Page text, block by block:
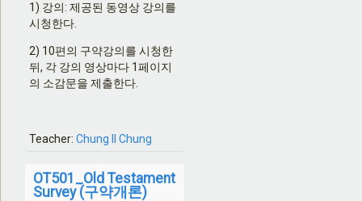
1) 강의: 제공된 동영상 강의를
시청한다.
2) 10편의 구약강의를 시청한
뒤, 각 강의 영상마다 1페이지
의 소감문을 제출한다.
Teacher: Chung Il Chung
OT501_Old Testament
Survey (구약개론)